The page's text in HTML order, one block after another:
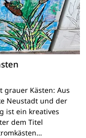
grauer Kästen: Aus
Neustadt und der
ist ein kreatives
dem Titel